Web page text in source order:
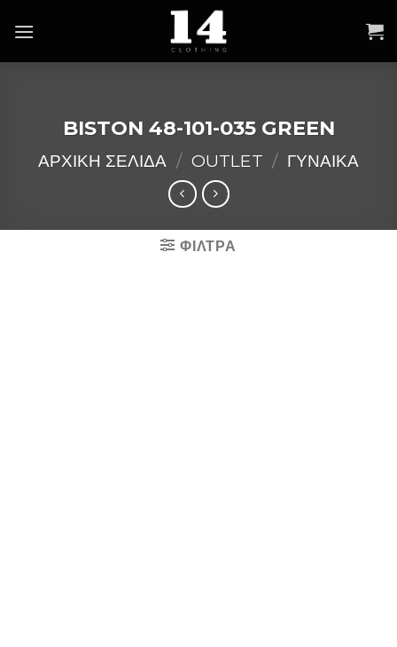
BISTON 48-101-035 GREEN
ΑΡΧΙΚΉ ΣΕΛΊΔΑ / OUTLET / ΓΥΝΑΙΚΑ
ΦΙΛΤΡΑ